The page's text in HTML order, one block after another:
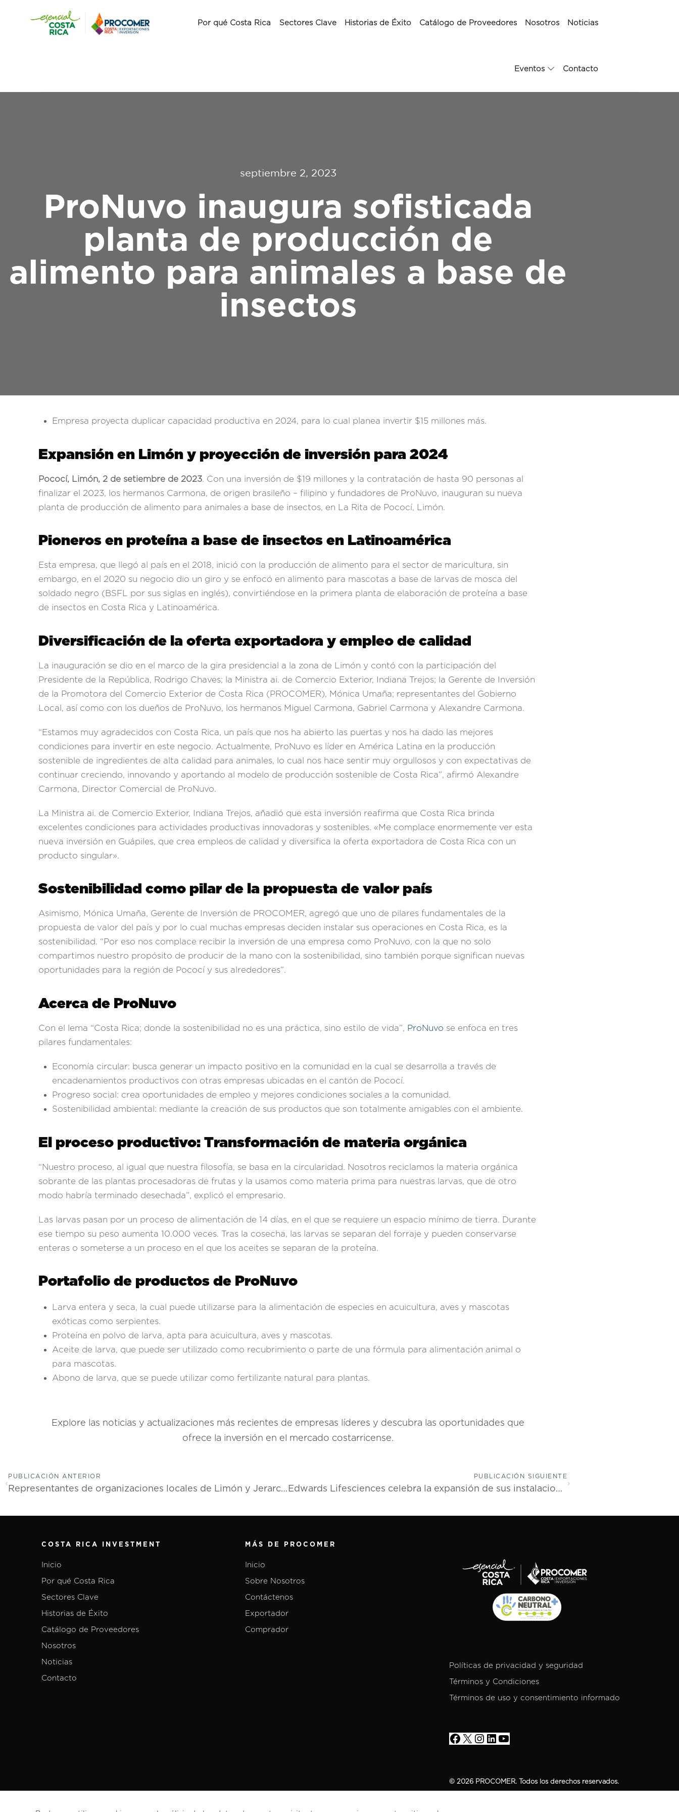
Por qué Costa Rica Sectores Clave Historias de Éxito Catálogo de Proveedores Nosotros Noticias
Eventos Contacto
septiembre 2, 2023
ProNuvo inaugura sofisticada
planta de producción de
alimento para animales a base de
insectos
Empresa proyecta duplicar capacidad productiva en 2024, para lo cual planea invertir $15 millones más.
Expansión en Limón y proyección de inversión para 2024
Pococí, Limón, 2 de setiembre de 2023. Con una inversión de $19 millones y la contratación de hasta 90 personas al
finalizar el 2023, los hermanos Carmona, de origen brasileño – filipino y fundadores de ProNuvo, inauguran su nueva
planta de producción de alimento para animales a base de insectos, en La Rita de Pococí, Limón.
Pioneros en proteína a base de insectos en Latinoamérica
Esta empresa, que llegó al país en el 2018, inició con la producción de alimento para el sector de maricultura, sin
embargo, en el 2020 su negocio dio un giro y se enfocó en alimento para mascotas a base de larvas de mosca del
soldado negro (BSFL por sus siglas en inglés), convirtiéndose en la primera planta de elaboración de proteína a base
de insectos en Costa Rica y Latinoamérica.
Diversificación de la oferta exportadora y empleo de calidad
La inauguración se dio en el marco de la gira presidencial a la zona de Limón y contó con la participación del
Presidente de la República, Rodrigo Chaves; la Ministra ai. de Comercio Exterior, Indiana Trejos; la Gerente de Inversión
de la Promotora del Comercio Exterior de Costa Rica (PROCOMER), Mónica Umaña; representantes del Gobierno
Local, así como con los dueños de ProNuvo, los hermanos Miguel Carmona, Gabriel Carmona y Alexandre Carmona.
“Estamos muy agradecidos con Costa Rica, un país que nos ha abierto las puertas y nos ha dado las mejores
condiciones para invertir en este negocio. Actualmente, ProNuvo es líder en América Latina en la producción
sostenible de ingredientes de alta calidad para animales, lo cual nos hace sentir muy orgullosos y con expectativas de
continuar creciendo, innovando y aportando al modelo de producción sostenible de Costa Rica”, afirmó Alexandre
Carmona, Director Comercial de ProNuvo.
La Ministra ai. de Comercio Exterior, Indiana Trejos, añadió que esta inversión reafirma que Costa Rica brinda
excelentes condiciones para actividades productivas innovadoras y sostenibles. «Me complace enormemente ver esta
nueva inversión en Guápiles, que crea empleos de calidad y diversifica la oferta exportadora de Costa Rica con un
producto singular».
Sostenibilidad como pilar de la propuesta de valor país
Asimismo, Mónica Umaña, Gerente de Inversión de PROCOMER, agregó que uno de pilares fundamentales de la
propuesta de valor del país y por lo cual muchas empresas deciden instalar sus operaciones en Costa Rica, es la
sostenibilidad. “Por eso nos complace recibir la inversión de una empresa como ProNuvo, con la que no solo
compartimos nuestro propósito de producir de la mano con la sostenibilidad, sino también porque significan nuevas
oportunidades para la región de Pococí y sus alrededores”.
Acerca de ProNuvo
Con el lema “Costa Rica; donde la sostenibilidad no es una práctica, sino estilo de vida”, ProNuvo se enfoca en tres
pilares fundamentales:
Economía circular: busca generar un impacto positivo en la comunidad en la cual se desarrolla a través de
encadenamientos productivos con otras empresas ubicadas en el cantón de Pococí.
Progreso social: crea oportunidades de empleo y mejores condiciones sociales a la comunidad.
Sostenibilidad ambiental: mediante la creación de sus productos que son totalmente amigables con el ambiente.
El proceso productivo: Transformación de materia orgánica
“Nuestro proceso, al igual que nuestra filosofía, se basa en la circularidad. Nosotros reciclamos la materia orgánica
sobrante de las plantas procesadoras de frutas y la usamos como materia prima para nuestras larvas, que de otro
modo habría terminado desechada”, explicó el empresario.
Las larvas pasan por un proceso de alimentación de 14 días, en el que se requiere un espacio mínimo de tierra. Durante
ese tiempo su peso aumenta 10.000 veces. Tras la cosecha, las larvas se separan del forraje y pueden conservarse
enteras o someterse a un proceso en el que los aceites se separan de la proteína.
Portafolio de productos de ProNuvo
Larva entera y seca, la cual puede utilizarse para la alimentación de especies en acuicultura, aves y mascotas
exóticas como serpientes.
Proteína en polvo de larva, apta para acuicultura, aves y mascotas.
Aceite de larva, que puede ser utilizado como recubrimiento o parte de una fórmula para alimentación animal o
para mascotas.
Abono de larva, que se puede utilizar como fertilizante natural para plantas.
Explore las noticias y actualizaciones más recientes de empresas líderes y descubra las oportunidades que
ofrece la inversión en el mercado costarricense.
PUBLICACIÓN ANTERIOR
Representantes de organizaciones locales de Limón y Jerarcas de Gobierno trabajan en la implementación de la estrategia Brete
PUBLICACIÓN SIGUIENTE
Edwards Lifesciences celebra la expansión de sus instalaciones en Cartago
COSTA RICA INVESTMENT
Inicio
Por qué Costa Rica
Sectores Clave
Historias de Éxito
Catálogo de Proveedores
Nosotros
Noticias
Contacto
MÁS DE PROCOMER
Inicio
Sobre Nosotros
Contáctenos
Exportador
Comprador
Políticas de privacidad y seguridad
Términos y Condiciones
Términos de uso y consentimiento informado
© 2026 PROCOMER. Todos los derechos reservados.